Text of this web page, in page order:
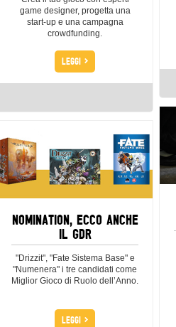
game designer, progetta una
start-up e una campagna
crowdfunding.
LEGGI >
NOMINATION, ECCO ANCHE
IL GDR
"Drizzit", "Fate Sistema Base" e
"Numenera" i tre candidati come
Miglior Gioco di Ruolo dell’Anno.
LEGGI >